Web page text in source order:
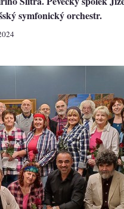
symfonický orchestr.